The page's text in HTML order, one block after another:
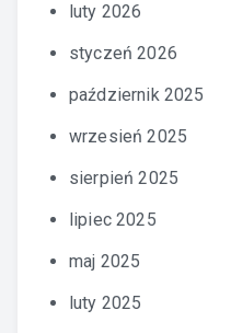
luty 2026
styczeń 2026
październik 2025
wrzesień 2025
sierpień 2025
lipiec 2025
maj 2025
luty 2025